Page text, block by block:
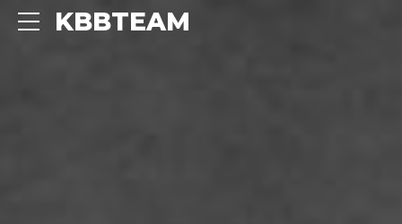
KBBTEAM